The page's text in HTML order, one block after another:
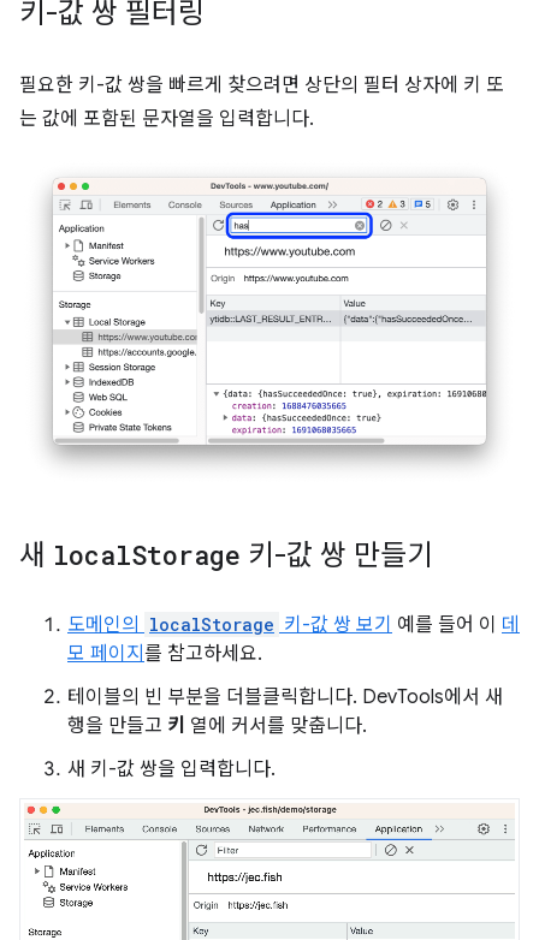
키-값 쌍 필터링
필요한 키-값 쌍을 빠르게 찾으려면 상단의 필터 상자에 키 또
는 값에 포함된 문자열을 입력합니다.
새 localStorage 키-값 쌍 만들기
도메인의 localStorage 키-값 쌍 보기 예를 들어 이 데
모 페이지 를 참고하세요.
테이블의 빈 부분을 더블클릭합니다. DevTools에서 새
행을 만들고 키 열에 커서를 맞춥니다.
새 키-값 쌍을 입력합니다.